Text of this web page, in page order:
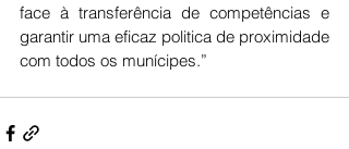
face à transferência de competências e
garantir uma eficaz politica de proximidade
com todos os munícipes.”